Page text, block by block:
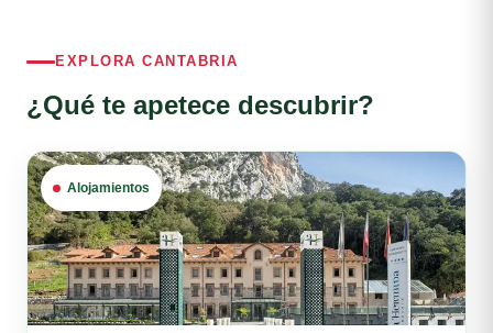
EXPLORA CANTABRIA
¿Qué te apetece descubrir?
Alojamientos